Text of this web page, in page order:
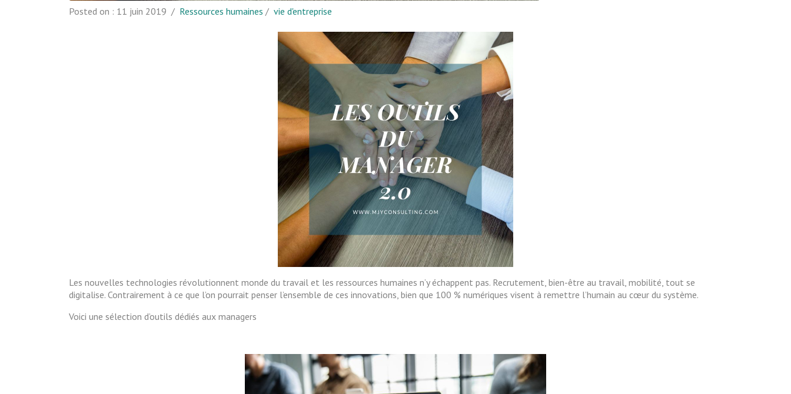
Posted on : 11 juin 2019 / Ressources humaines / vie d'entreprise
Les nouvelles technologies révolutionnent monde du travail et les ressources humaines n’y échappent pas. Recrutement, bien-être au travail, mobilité, tout se
digitalise. Contrairement à ce que l’on pourrait penser l’ensemble de ces innovations, bien que 100 % numériques visent à remettre l’humain au cœur du système.
Voici une sélection d’outils dédiés aux managers